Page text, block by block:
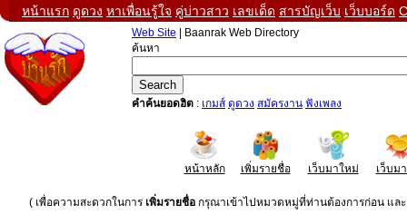
หน้าแรก ดูดวง หาเพื่อนรู้ใจ คู่บ่าวสาว เลขเด็ด สารบัญเว็บ เว็บบอร์ด
Web Site | Baanrak Web Directory
ค้นหา
คำค้นยอดฮิต : เกมส์ ดูดวง สมัครงาน ฟังเพลง
หน้าหลัก เพิ่มรายชื่อ เว็บมาใหม่ เว็บม
( เพื่อความสะดวกในการ เพิ่มรายชื่อ กรุณาเข้าไปหมวดหมู่ที่ท่านต้องการก่อน แล